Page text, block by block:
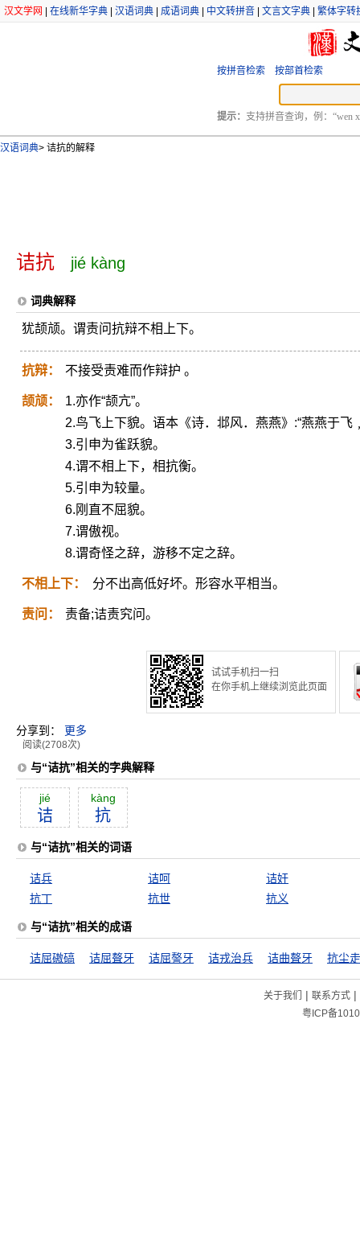
汉文学网 在线新华字典 汉语词典 成语词典 中文转拼音 文言文字典 繁体字转
按拼音检索 按部首检索
提示： 支持拼音查询，例：“wen
汉语词典> 诘抗的解释
诘抗 jié kàng
词典解释
犹颉颃。谓责问抗辩不相上下。
抗辩： 不接受责难而作辩护 。
颉颃：
1.亦作“颉亢”。
2.鸟飞上下貌。语本《诗．邶风．燕燕》:“燕燕于飞
3.引申为雀跃貌。
4.谓不相上下，相抗衡。
5.引申为较量。
6.刚直不屈貌。
7.谓傲视。
8.谓奇怪之辞，游移不定之辞。
不相上下： 分不出高低好坏。形容水平相当。
责问： 责备;诘责究问。
试试手机扫一扫
在你手机上继续浏览此页面
分享到： 更多
阅读(2708次)
与“诘抗”相关的字典解释
jié
诘
kàng
抗
与“诘抗”相关的词语
诘兵 诘呵
诘奸
抗丁
抗世 抗义
与“诘抗”相关的成语
诘屈磝碻 诘屈聱牙 诘屈謷牙 诘戎治兵 诘曲聱牙 抗尘
关于我们 | 联系方式|
粤ICP备